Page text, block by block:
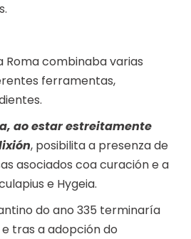
Roma combinaba varias
ferramentas,
ao estar estreitamente
, posibilita a presenza de
asociados coa curación e a
e Hygeia.
do ano 335 terminaría
tras a adopción do